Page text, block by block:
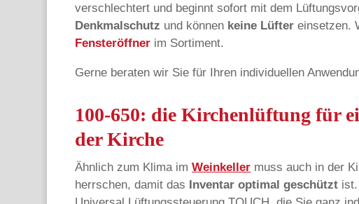
verschlechtert und beginnt sofort mit dem
Denkmalschutz und können keine Lüfter einsetzen.
Fensteröffner im Sortiment.
Gerne beraten wir Sie für Ihren individuellen
100-650: die Kirchenlüftung für
der Kirche
Ähnlich zum Klima imWeinkeller muss auch in der
herrschen, damit das Inventar optimal geschützt